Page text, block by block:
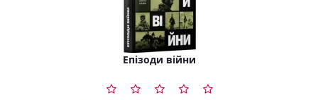
Епізоди війни